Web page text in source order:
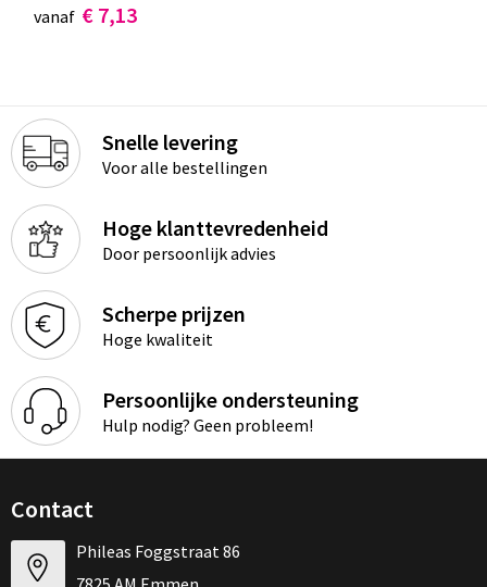
vanaf € 7,13
Snelle levering
Voor alle bestellingen
Hoge klanttevredenheid
Door persoonlijk advies
Scherpe prijzen
Hoge kwaliteit
Persoonlijke ondersteuning
Hulp nodig? Geen probleem!
Contact
Phileas Foggstraat 86